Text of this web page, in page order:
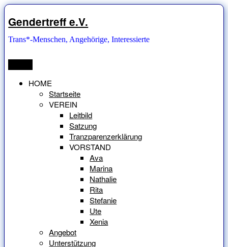
Zum
Inhalt
springen
Gendertreff e.V.
Trans*-Menschen, Angehörige, Interessierte
HOME
Startseite
VEREIN
Leitbild
Satzung
Tranzparenzerklärung
VORSTAND
Ava
Marina
Nathalie
Rita
Stefanie
Ute
Xenia
Angebot
Unterstützung